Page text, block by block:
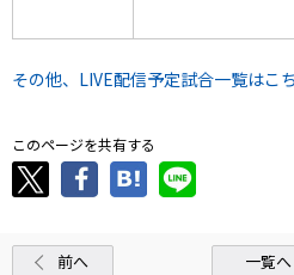
その他、LIVE配信予定試合一覧はこ
このページを共有する
前へ 一覧へ